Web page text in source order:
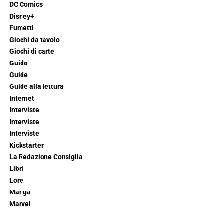
DC Comics
Disney+
Fumetti
Giochi da tavolo
Giochi di carte
Guide
Guide
Guide alla lettura
Internet
Interviste
Interviste
Interviste
Kickstarter
La Redazione Consiglia
Libri
Lore
Manga
Marvel